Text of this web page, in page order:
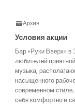
Архив
Условия акции
Бар «Руки Вверх» в
любителей
музыка,
насыщенного
современном
себя комфортно и